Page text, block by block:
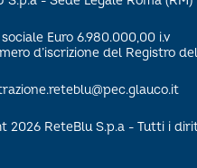
Euro 6.980.000,00 i.v
d’iscrizione del Registro
2026 ReteBlu S.p.a - Tutti i